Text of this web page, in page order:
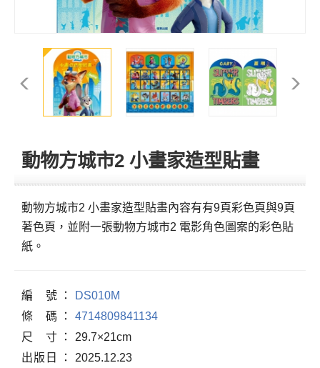
動物方城市2 小畫家造型貼畫
動物方城市2 小畫家造型貼畫內容有有9頁彩色頁與9頁
著色頁，並附一張動物方城市2 電影角色圖案的彩色貼
紙。
編 號
DS010M
條
碼
4714809841134
尺
寸
29.7×21cm
出版 日
2025.12.23